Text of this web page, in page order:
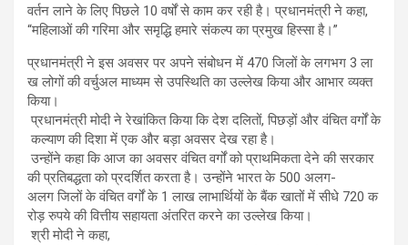
वर्तन लाने के लिए पिछले 10 वर्षों से काम कर रही है। प्रधानमंत्री ने कहा,
“महिलाओं की गरिमा और समृद्धि हमारे संकल्प का प्रमुख हिस्सा है।”
प्रधानमंत्री ने इस अवसर पर अपने संबोधन में 470 जिलों के लगभग 3 ला
ख लोगों की वर्चुअल माध्यम से उपस्थिति का उल्लेख किया और आभार व्यक्त
किया।
प्रधानमंत्री मोदी ने रेखांकित किया कि देश दलितों, पिछड़ों और वंचित वर्गों के
कल्याण की दिशा में एक और बड़ा अवसर देख रहा है।
उन्होंने कहा कि आज का अवसर वंचित वर्गों को प्राथमिकता देने की सरकार
की प्रतिबद्धता को प्रदर्शित करता है। उन्होंने भारत के 500 अलग-
अलग जिलों के वंचित वर्गों के 1 लाख लाभार्थियों के बैंक खातों में सीधे 720 क
रोड़ रुपये की वित्तीय सहायता अंतरित करने का उल्लेख किया।
श्री मोदी ने कहा,